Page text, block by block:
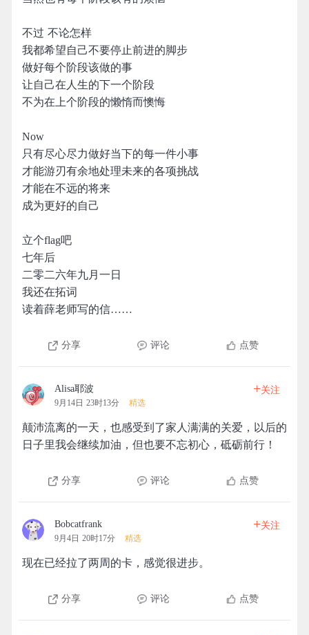
不过 不论怎样
我都希望自己不要停止前进的脚步
做好每个阶段该做的事
让自己在人生的下一个阶段
不为在上个阶段的懒惰而懊悔
Now
只有尽心尽力做好当下的每一件小事
才能游刃有余地处理未来的各项挑战
才能在不远的将来
成为更好的自己
立个flag吧
七年后
二零二六年九月一日
我还在拓词
读着薛老师写的信……
分享 评论 点赞
Alisa耶波
9月14日 23时13分 精选
+关注
颠沛流离的一天，也感受到了家人满满的关爱，以后的
日子里我会继续加油，但也要不忘初心，砥砺前行！
分享 评论 点赞
Bobcatfrank
9月4日 20时17分 精选
+关注
现在已经拉了两周的卡，感觉很进步。
分享 评论 点赞